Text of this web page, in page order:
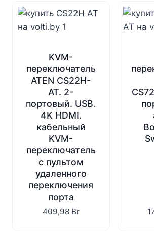
KVM-
переключатель
ATEN CS22H-
AT. 2-
портовый. USB.
4K HDMI.
кабельный
KVM-
переключатель
с пультом
удаленного
переключения
порта
409,98 Br